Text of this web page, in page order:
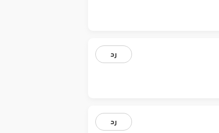
رد
رد